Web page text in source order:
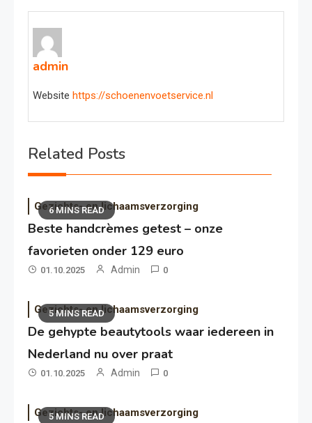
admin
Website https://schoenenvoetservice.nl
Related Posts
6 MINS READ
Gezichts- en lichaamsverzorging
Beste handcrèmes getest – onze
favorieten onder 129 euro
01.10.2025 Admin 0
5 MINS READ
Gezichts- en lichaamsverzorging
De gehypte beautytools waar iedereen in
Nederland nu over praat
01.10.2025 Admin 0
5 MINS READ
Gezichts- en lichaamsverzorging